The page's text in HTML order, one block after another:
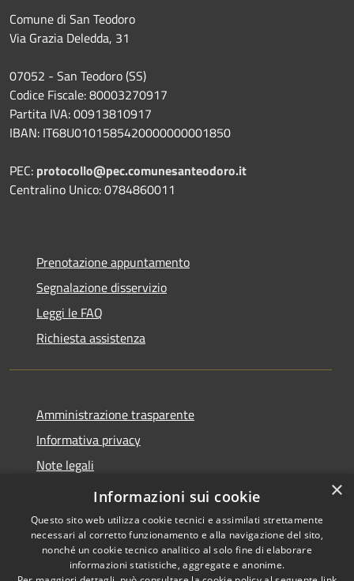
Comune di San Teodoro
Via Grazia Deledda, 31
07052 - San Teodoro (SS)
Codice Fiscale: 80003270917
Partita IVA: 00913810917
IBAN: IT68U0101585420000000001850
PEC: protocollo@pec.comunesanteodoro.it
Centralino Unico: 0784860011
Prenotazione appuntamento
Segnalazione disservizio
Leggi le FAQ
Richiesta assistenza
Amministrazione trasparente
Informativa privacy
Note legali
Dichiarazione di accessibilità
Copyright © 2026 • Comune di
×
Informazioni sui cookie
Questo sito web utilizza cookie tecnici e assimilati strettamente
necessari al corretto funzionamento e alla navigazione del sito,
nonché un cookie tecnico analitico al solo fine di elaborare
informazioni statistiche, aggregate e anonime.